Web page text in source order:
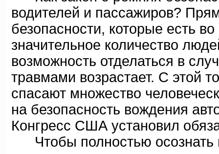
водителей и пассажиров?
безопасности, которые есть
значительное количество
возможность отделаться в
травмами возрастает. С этой
спасают множество
на безопасность вождения
Конгресс США установил
Чтобы полностью осознать